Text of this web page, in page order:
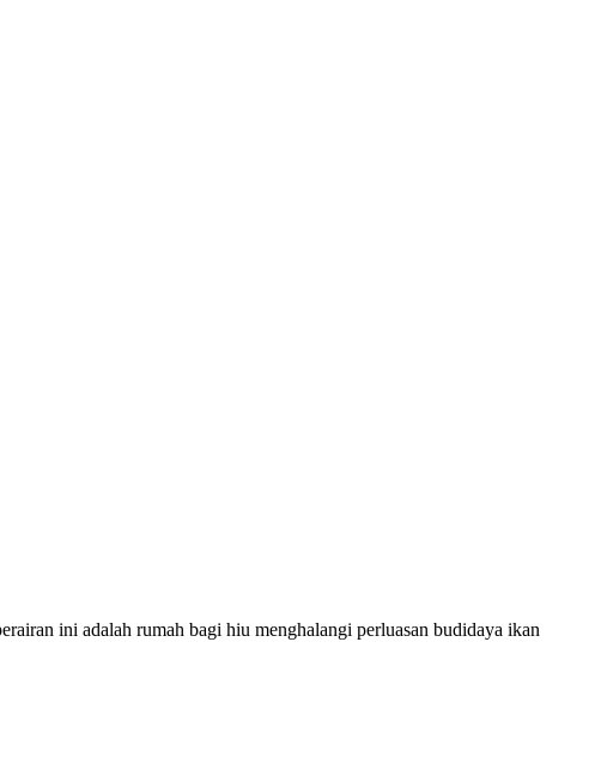
ini adalah rumah bagi hiu menghalangi perluasan budidaya ikan